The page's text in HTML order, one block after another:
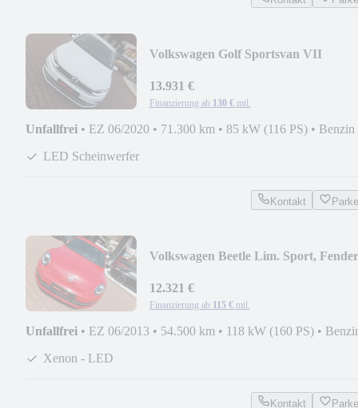
Volkswagen Golf Sportsvan VII
13.931 €
Finanzierung ab 130 € mtl.
Unfallfrei • EZ 06/2020 • 71.300 km • 85 kW (116 PS) • Benzin
LED Scheinwerfer
Kontakt
Volkswagen Beetle Lim. Sport, Fender
12.321 €
Finanzierung ab 115 € mtl.
Unfallfrei • EZ 06/2013 • 54.500 km • 118 kW (160 PS) •
Xenon - LED
Kontakt